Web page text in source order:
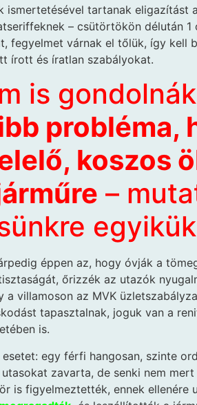
ismertetésével tartanak eligazítást
– csütörtökön délután 1
fegyelmet várnak el tőlük, így kell
írott és íratlan szabályokat.
is
probléma,
koszos
–
éppen az, hogy óvják a
őrizzék az utazók
a villamoson az MVK
tapasztalnak, joguk van a
is.
egy férfi hangosan, szinte
zavarta, de senki nem
is figyelmeztették, ennek ellenére